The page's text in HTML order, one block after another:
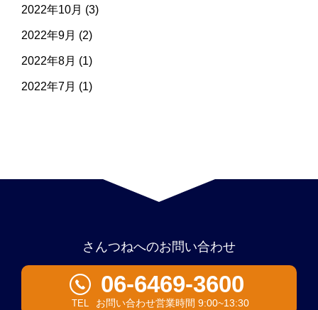
2022年10月 (3)
2022年9月 (2)
2022年8月 (1)
2022年7月 (1)
さんつねへのお問い合わせ
TEL
06-6469-3600
お問い合わせ営業時間 9:00~13:30